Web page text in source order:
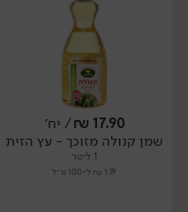
יח׳
17.90
₪/ יח׳
שמן קנולה מזוכך - עץ הזית
1 ליטר
1.79 ₪ ל-100 מ״ל